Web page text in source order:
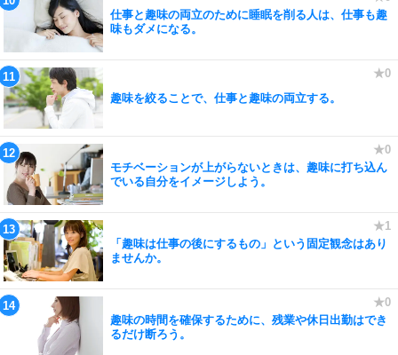
仕事と趣味の両立のために睡眠を削る人は、仕事も趣
味もダメになる。
趣味を絞ることで、仕事と趣味の両立する。
モチベーションが上がらないときは、趣味に打ち込ん
でいる自分をイメージしよう。
「趣味は仕事の後にするもの」という固定観念はあり
ませんか。
趣味の時間を確保するために、残業や休日出勤はでき
るだけ断ろう。